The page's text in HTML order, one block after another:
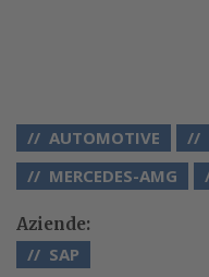
AUTOMOTIVE
MERCEDES-AMG
Aziende:
SAP